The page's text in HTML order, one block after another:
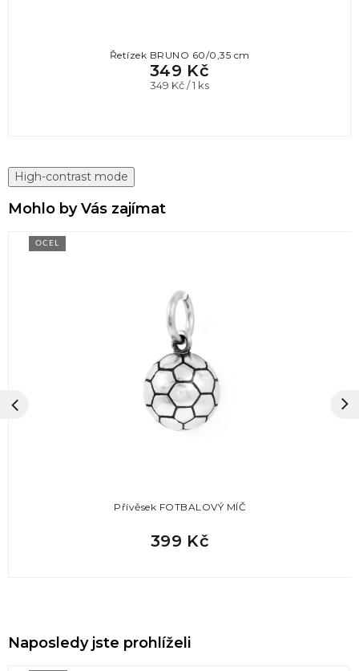
Řetízek BRUNO 60/0,35 cm
349 Kč
Měrná
349 Kč / 1 ks
High-contrast mode
Mohlo by Vás zajímat
OCEL
Přívěsek FOTBALOVÝ MÍČ
399 Kč
Naposledy jste prohlíželi